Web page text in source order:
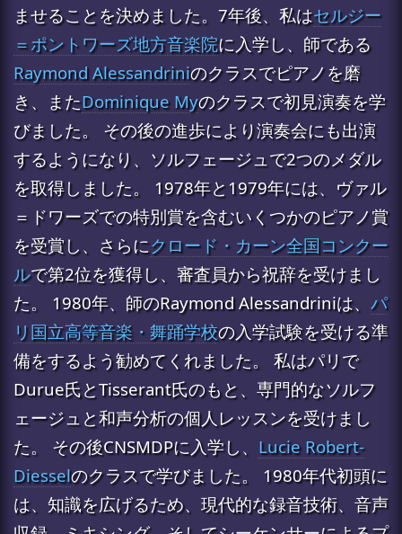
ませることを決めました。7年後、私はセルジー
＝ポントワーズ地方音楽院に入学し、師である
Raymond Alessandriniのクラスでピアノを磨
き、またDominique Myのクラスで初見演奏を学
びました。 その後の進歩により演奏会にも出演
するようになり、ソルフェージュで2つのメダル
を取得しました。 1978年と1979年には、ヴァル
＝ドワーズでの特別賞を含むいくつかのピアノ賞
を受賞し、さらにクロード・カーン全国コンクー
ルで第2位を獲得し、審査員から祝辞を受けまし
た。 1980年、師のRaymond Alessandriniは、 パ
リ国立高等音楽・舞踊学校の入学試験を受ける準
備をするよう勧めてくれました。 私はパリで
Durue氏とTisserant氏のもと、専門的なソルフ
ェージュと和声分析の個人レッスンを受けまし
た。 その後CNSMDPに入学し、 Lucie Robert-
Diesselのクラスで学びました。 1980年代初頭に
は、知識を広げるため、現代的な録音技術、音声